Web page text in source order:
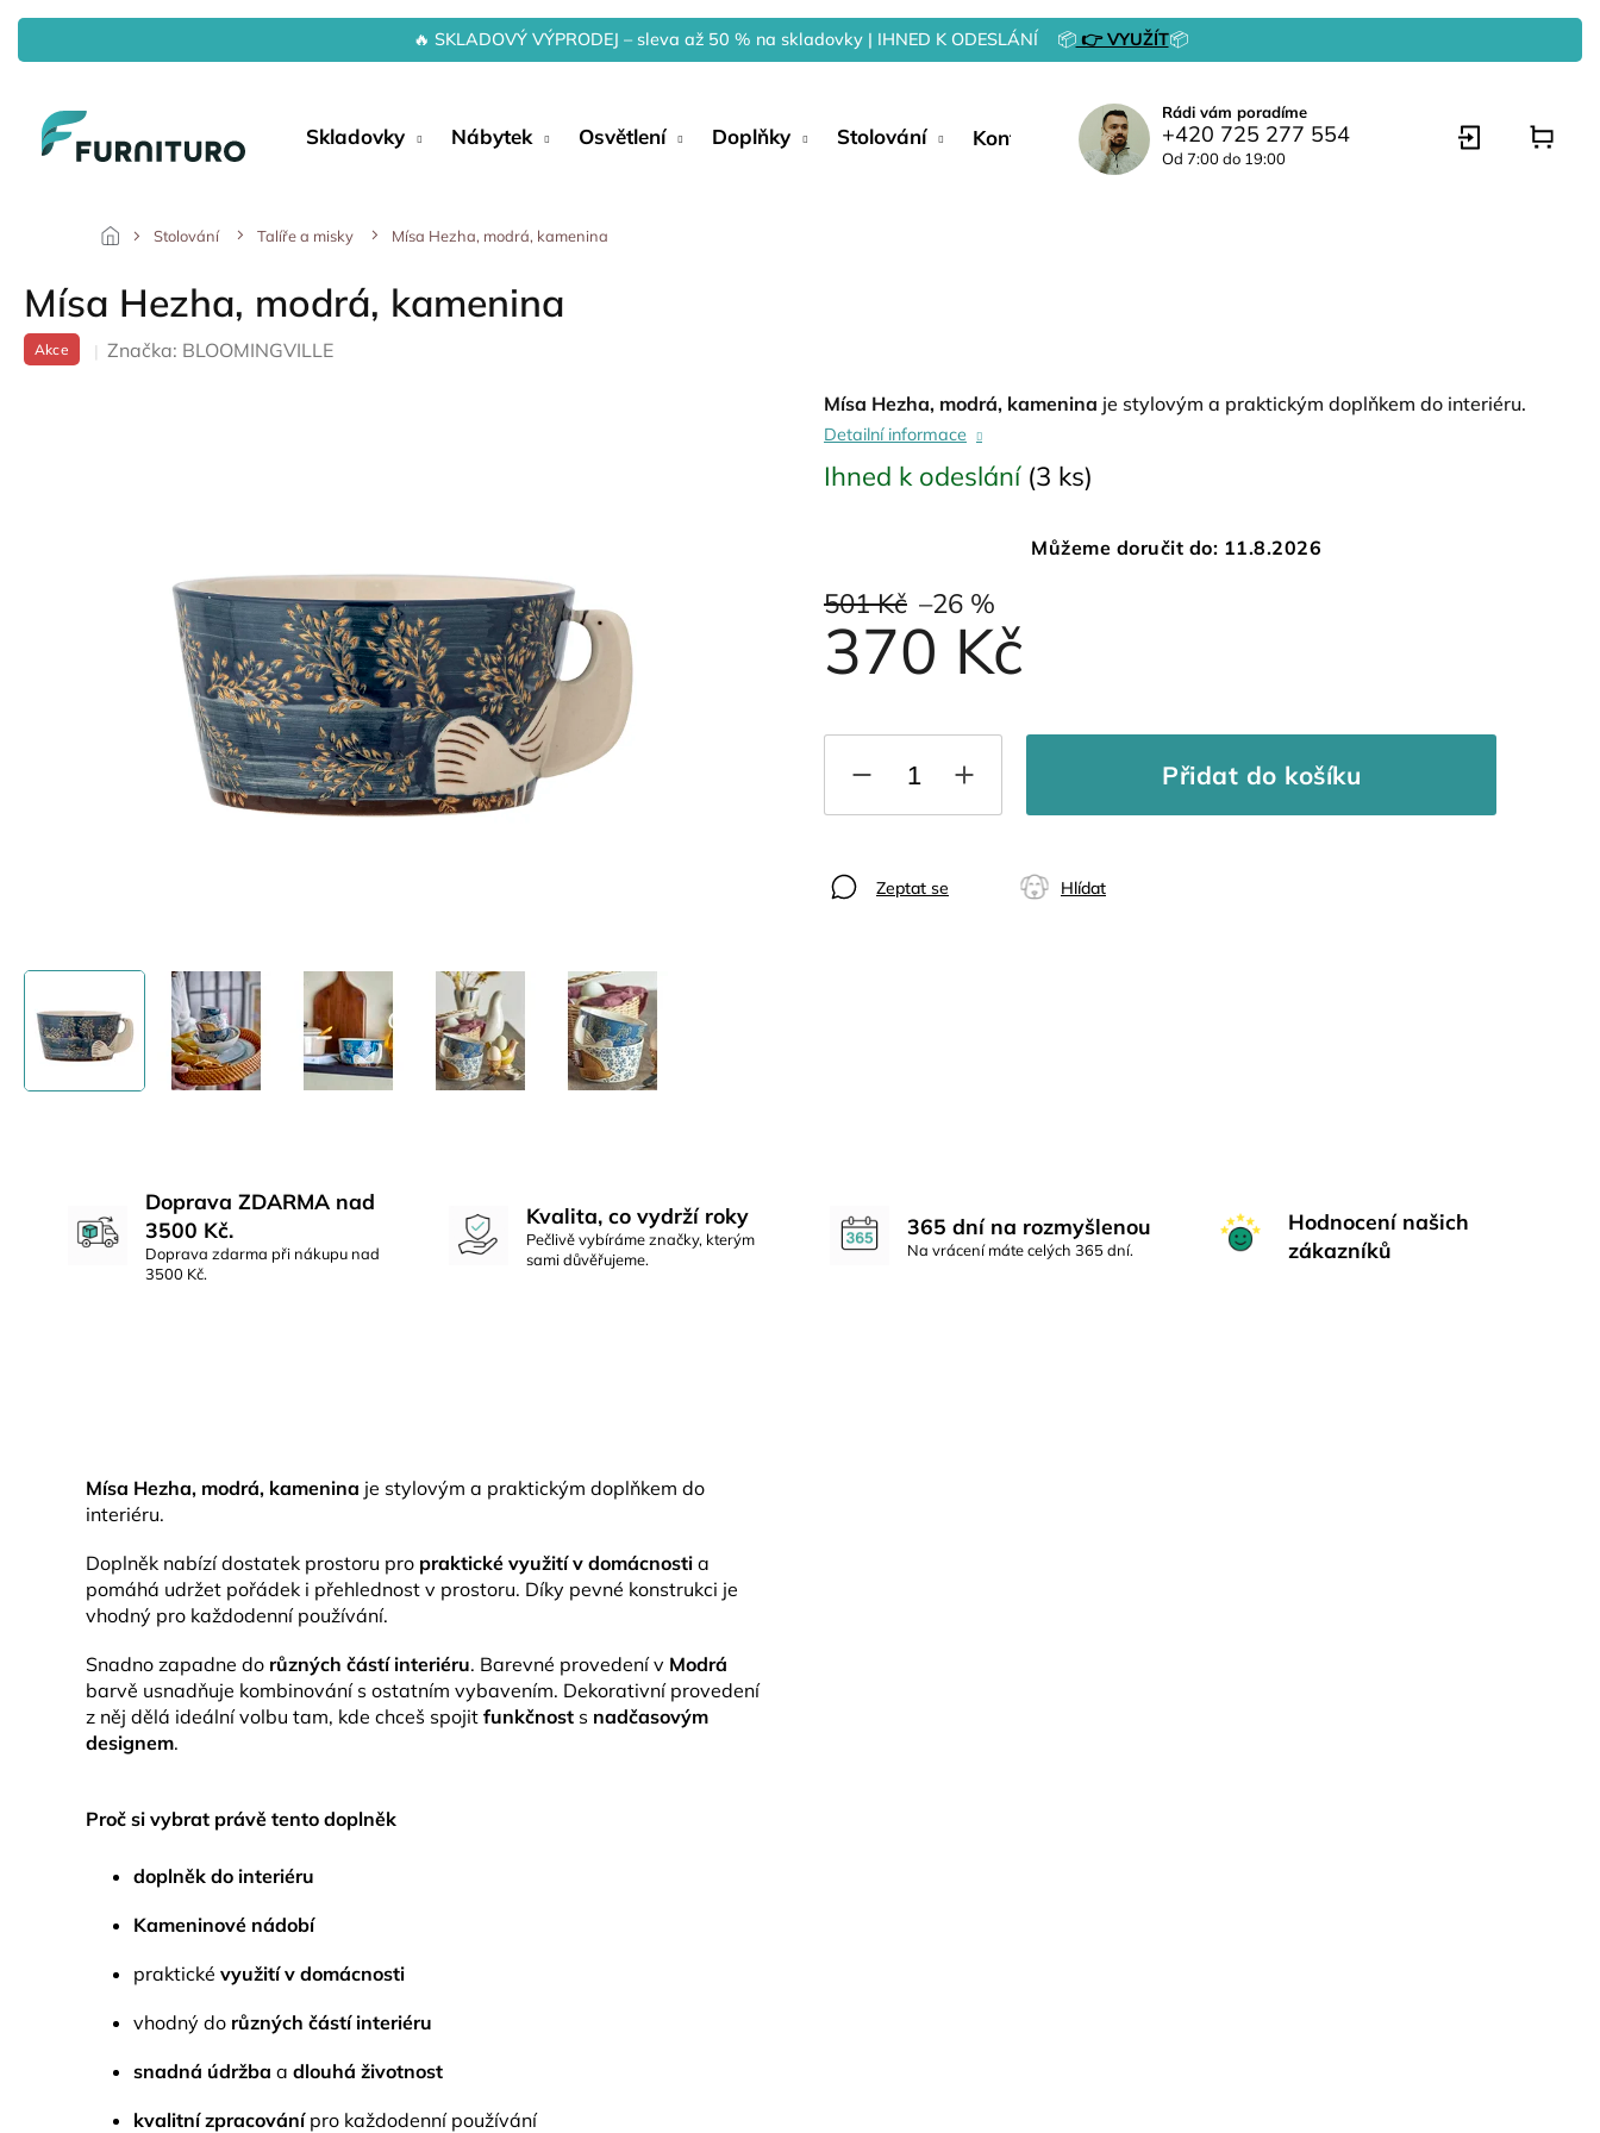
Přejít
obsah
🔥 SKLADOVÝ VÝPRODEJ – sleva až 50 % na skladovky | IHNED K ODESLÁNÍ 📦👉 VYUŽÍT📦
Skladovky Nábytek Osvětlení Doplňky Stolování Kontakty
Rádi vám poradíme
+420 725 277 554
Od 7:00 do 19:00
Stolování Talíře a misky Mísa Hezha, modrá, kamenina
Mísa Hezha, modrá, kamenina
Akce Značka: BLOOMINGVILLE
501 Kč –26 %
370 Kč
Ihned k odeslání (3 ks)
Můžeme doručit do: 11.8.2026
Přidat do košíku
Mísa Hezha, modrá, kamenina je stylovým a praktickým doplňkem do interiéru.
Detailní informace
Zeptat se Hlídat
Doprava ZDARMA nad
3500 Kč.
Doprava zdarma při nákupu nad
3500 Kč.
Kvalita, co vydrží roky
Pečlivě vybíráme značky, kterým
sami důvěřujeme.
365 dní na rozmyšlenou
Na vrácení máte celých 365 dní.
Hodnocení našich
zákazníků
Mísa Hezha, modrá, kamenina je stylovým a praktickým doplňkem do
interiéru.
Doplněk nabízí dostatek prostoru pro praktické využití v domácnosti a
pomáhá udržet pořádek i přehlednost v prostoru. Díky pevné konstrukci je
vhodný pro každodenní používání.
Snadno zapadne do různých částí interiéru. Barevné provedení v Modrá
barvě usnadňuje kombinování s ostatním vybavením. Dekorativní provedení
z něj dělá ideální volbu tam, kde chceš spojit funkčnost s nadčasovým
designem.
Proč si vybrat právě tento doplněk
doplněk do interiéru
Kameninové nádobí
praktické využití v domácnosti
vhodný do různých částí interiéru
snadná údržba a dlouhá životnost
kvalitní zpracovánípro každodenní používání